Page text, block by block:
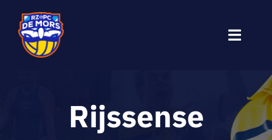
naar
inhoud
Toggle
Rijssense